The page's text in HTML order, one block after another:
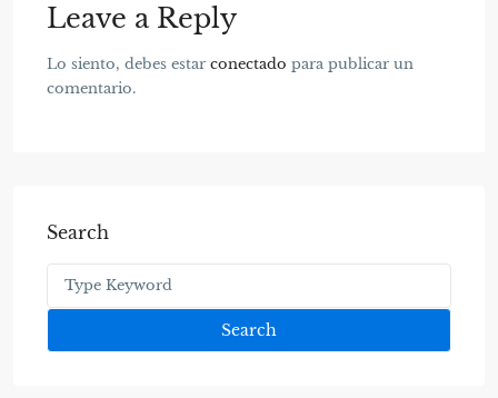
Leave a Reply
Lo siento, debes estar conectado para publicar un
comentario.
Search
Search